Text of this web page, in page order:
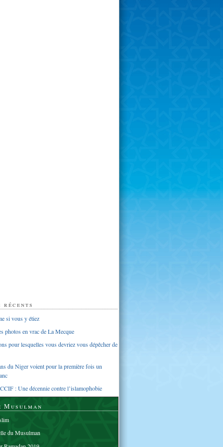
si vous y étiez
photos en vrac de La Mecque
pour lesquelles vous devriez vous dépêcher de
du Niger voient pour la première fois un
: Une décennie contre l’islamophobie
Musulman
du Musulman